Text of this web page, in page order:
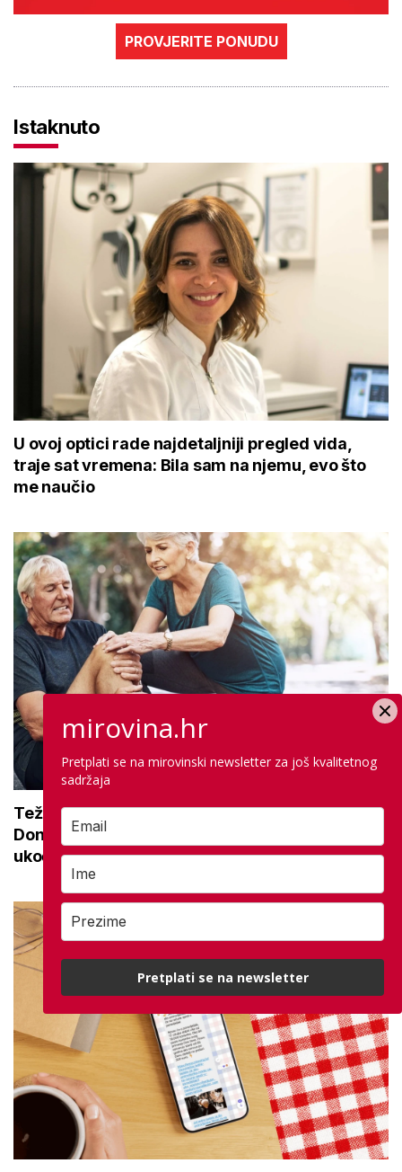
PROVJERITE PONUDU
Istaknuto
U ovoj optici rade najdetaljniji pregled vida,
traje sat vremena: Bila sam na njemu, evo što
me naučio
Teže se krećete zbog bolnih zglobova?
Donosimo savjete za lakši pokret i ublažavanje
ukočenosti
mirovina.hr
Pretplati se na mirovinski newsletter za još kvalitetnog
sadržaja
Pretplati se na newsletter